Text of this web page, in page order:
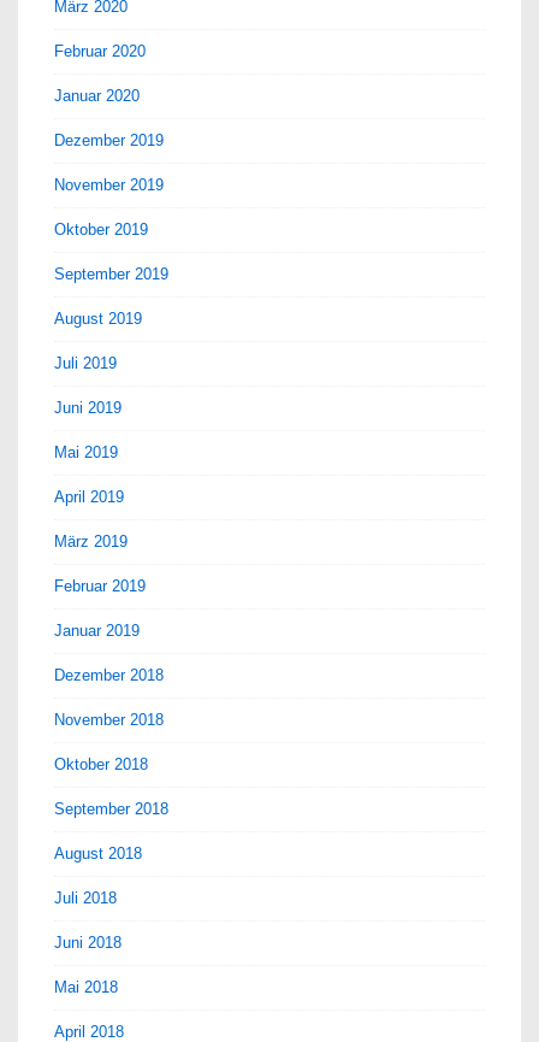
März 2020
Februar 2020
Januar 2020
Dezember 2019
November 2019
Oktober 2019
September 2019
August 2019
Juli 2019
Juni 2019
Mai 2019
April 2019
März 2019
Februar 2019
Januar 2019
Dezember 2018
November 2018
Oktober 2018
September 2018
August 2018
Juli 2018
Juni 2018
Mai 2018
April 2018